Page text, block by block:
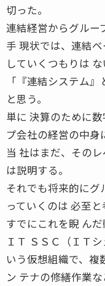
切った。
連結経営からグルー
手 現状では、連結
していくつもりは な
「『連結システム
と思う。
単に 決算のために
プ会社の経営の中身
当 社はまだ、その
は説明する。
それでも将来的にグ
っていくのは 必至と
すでにこれを睨 んだ
ＩＴ ＳＳＣ（ＩＴ
いう仮想組織で、複
ン テナの修繕作業